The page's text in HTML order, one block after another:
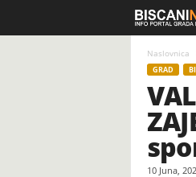
Naslovnica
GRAD
10 Juna,